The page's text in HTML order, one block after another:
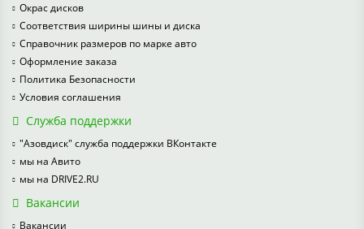
Окрас дисков
Соответствия ширины шины и диска
Справочник размеров по марке авто
Оформление заказа
Политика Безопасности
Условия соглашения
Служба поддержки
"Азовдиск" служба поддержки ВКонтакте
мы на Авито
мы на DRIVE2.RU
Вакансии
Вакансии